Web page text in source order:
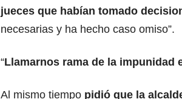
jueces que habían tomado
necesarias y ha hecho caso omiso”.
“Llamarnos rama de la impunidad
Al mismo tiempo pidió que la